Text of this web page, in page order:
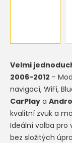
Velmi
2006-2012 –
navigací, WiFi,
CarPlay a
kvalitní zvuk a
Ideální volba pro
bez složitých